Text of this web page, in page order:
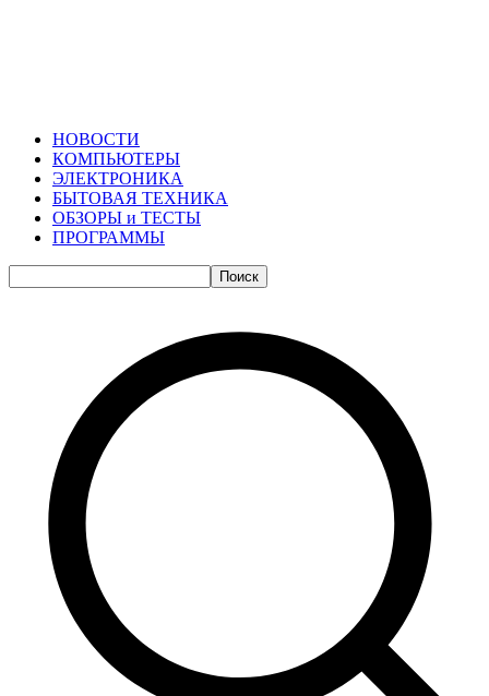
НОВОСТИ
КОМПЬЮТЕРЫ
ЭЛЕКТРОНИКА
БЫТОВАЯ ТЕХНИКА
ОБЗОРЫ и ТЕСТЫ
ПРОГРАММЫ
Поиск